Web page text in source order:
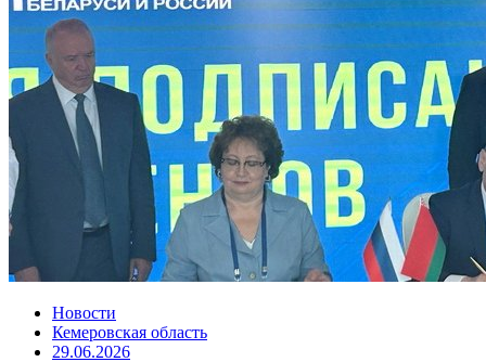
Новости
Кемеровская область
29.06.2026